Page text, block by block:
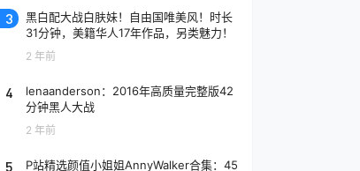
3
黑白配大战白肤妹！自由国唯美风！时长
31分钟，美籍华人17年作品，另类魅力！
2 年前
4
lenaanderson：2016年高质量完整版42
分钟黑人大战
2 年前
5
P站精选颜值小姐姐AnnyWalker合集：45